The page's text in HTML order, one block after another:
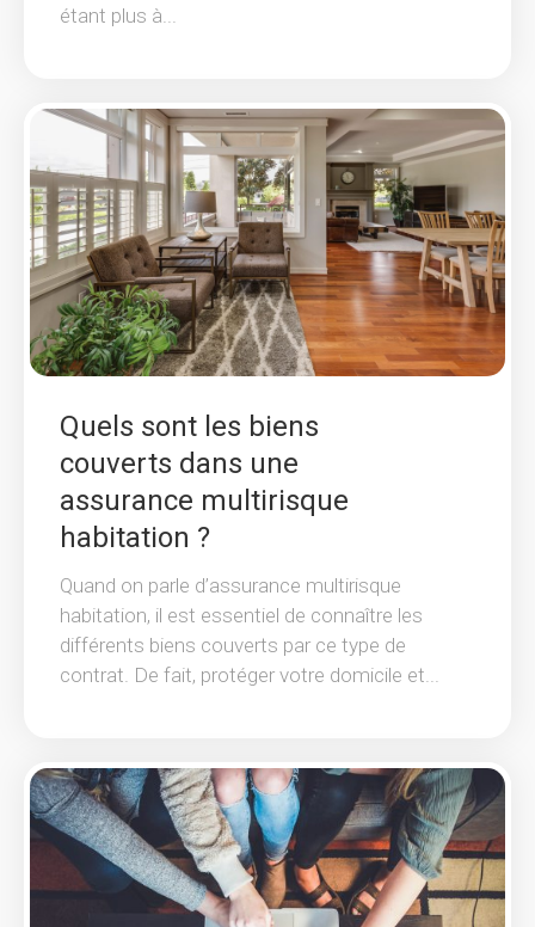
étant plus à...
Quels sont les biens
couverts dans une
assurance multirisque
habitation ?
Quand on parle d’assurance multirisque
habitation, il est essentiel de connaître les
différents biens couverts par ce type de
contrat. De fait, protéger votre domicile et...